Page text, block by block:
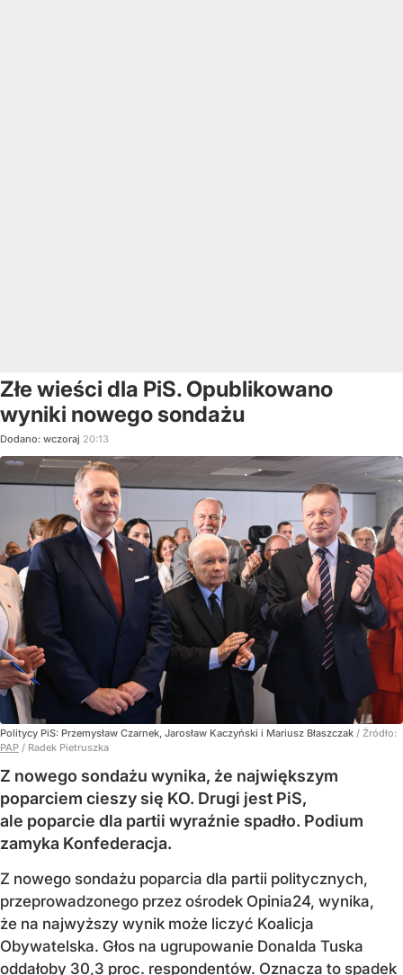
Złe wieści dla PiS. Opublikowano
wyniki nowego sondażu
Dodano: wczoraj 20:13
Politycy PiS: Przemysław Czarnek, Jarosław Kaczyński i Mariusz Błaszczak / Źródło:
PAP / Radek Pietruszka
Z nowego sondażu wynika, że największym
poparciem cieszy się KO. Drugi jest PiS,
ale poparcie dla partii wyraźnie spadło. Podium
zamyka Konfederacja.
Z nowego sondażu poparcia dla partii politycznych,
przeprowadzonego przez ośrodek Opinia24, wynika,
że na najwyższy wynik może liczyć Koalicja
Obywatelska. Głos na ugrupowanie Donalda Tuska
oddałoby 30,3 proc. respondentów. Oznacza to spadek